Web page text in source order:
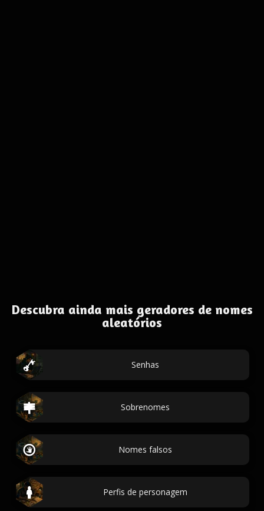
Descubra ainda mais geradores de nomes
aleatórios
Senhas
Sobrenomes
Nomes falsos
Perfis de personagem